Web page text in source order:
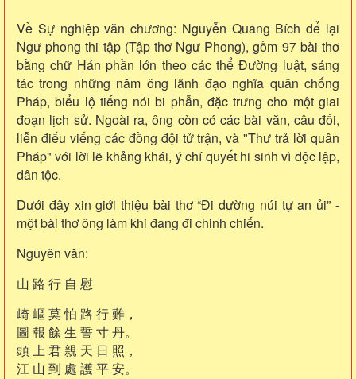
Về Sự nghiệp văn chương: Nguyễn Quang Bích để lại
Ngư phong thi tập (Tập thơ Ngư Phong), gồm 97 bài thơ
bằng chữ Hán phần lớn theo các thể Đường luật, sáng
tác trong những năm ông lãnh đạo nghĩa quân chống
Pháp, biểu lộ tiếng nói bi phẫn, đặc trưng cho một giai
đoạn lịch sử. Ngoài ra, ông còn có các bài văn, câu đối,
liễn điếu viếng các đồng đội tử trận, và "Thư trả lời quân
Pháp" với lời lẽ khảng khái, ý chí quyết hi sinh vì độc lập,
dân tộc.
Dưới đây xin giới thiệu bài thơ “Đi dường núi tự an ủi” -
một bài thơ ông làm khi đang đi chinh chiến.
Nguyên văn:
山 路 行 自 慰
崎 嶇 莫 怕 路 行 難，
圖 報 餘 生 誓 寸 丹。
頭 上 君 親 天 日 照，
江 山 到 處 護 平 安。